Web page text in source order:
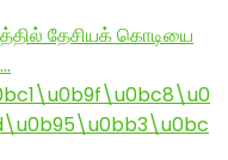
தேசியக் கொடியை